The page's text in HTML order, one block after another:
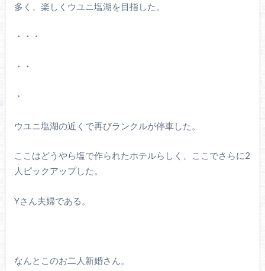
多く、楽しくウユニ塩湖を目指した。
・・・
・・
・
ウユニ塩湖の近くで再びランクルが停車した。
ここはどうやら塩で作られたホテルらしく、ここでさらに2
人ピックアップした。
Yさん夫婦である。
なんとこのお二人新婚さん。